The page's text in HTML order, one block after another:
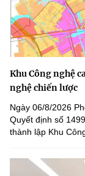
Khu Công nghệ
nghệ chiến lược
Ngày 06/8/2026
Quyết định số
thành lập Khu